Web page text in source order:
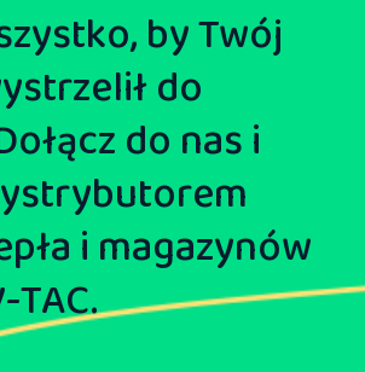
by Twój
do
do nas i
i magazynów